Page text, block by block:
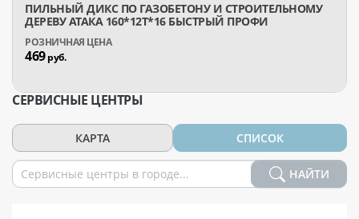
ПИЛЬНЫЙ ДИКС ПО ГАЗОБЕТОНУ И СТРОИТЕЛЬНОМУ
ДЕРЕВУ АТАКА 160*12T*16 БЫСТРЫЙ ПРОФИ
469руб.
СЕРВИСНЫЕ ЦЕНТРЫ
КАРТА СПИСОК
НАЙТИ